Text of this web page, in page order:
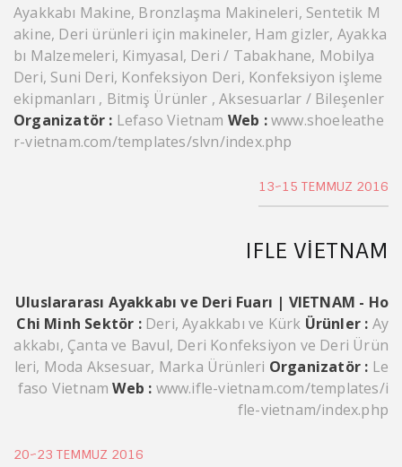
Ayakkabı Makine, Bronzlaşma Makineleri, Sentetik M
akine, Deri ürünleri için makineler, Ham gizler, Ayakka
bı Malzemeleri, Kimyasal, Deri / Tabakhane, Mobilya
Deri, Suni Deri, Konfeksiyon Deri, Konfeksiyon işleme
ekipmanları , Bitmiş Ürünler , Aksesuarlar / Bileşenler
Organizatör : Lefaso Vietnam Web :www.shoeleathe
r-vietnam.com/templates/slvn/index.php
13~15 TEMMUZ 2016
IFLE VIETNAM
Uluslararası Ayakkabı ve Deri Fuarı | VIETNAM - Ho
Chi Minh Sektör :Deri, Ayakkabı ve Kürk Ürünler : Ay
akkabı, Çanta ve Bavul, Deri Konfeksiyon ve Deri Ürün
leri, Moda Aksesuar, Marka Ürünleri Organizatör : Le
faso VietnamWeb : www.ifle-vietnam.com/templates/i
fle-vietnam/index.php
20~23 TEMMUZ 2016